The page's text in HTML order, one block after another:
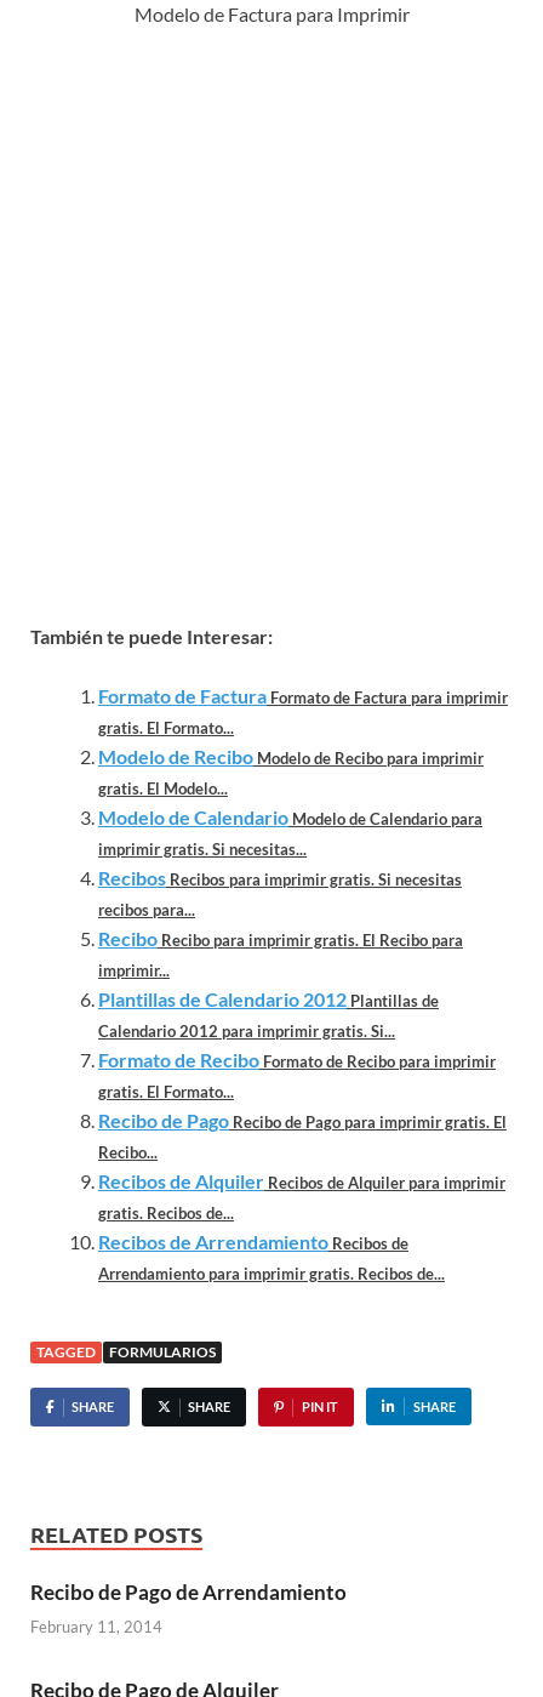
Modelo de Factura para Imprimir
También te puede Interesar:
Formato de Factura Formato de Factura para imprimir
gratis. El Formato...
Modelo de Recibo Modelo de Recibo para imprimir
gratis. El Modelo...
Modelo de Calendario Modelo de Calendario para
imprimir gratis. Si necesitas...
Recibos Recibos para imprimir gratis. Si necesitas
recibos para...
Recibo Recibo para imprimir gratis. El Recibo para
imprimir...
Plantillas de Calendario 2012 Plantillas de
Calendario 2012 para imprimir gratis. Si...
Formato de Recibo Formato de Recibo para imprimir
gratis. El Formato...
Recibo de Pago Recibo de Pago para imprimir gratis. El
Recibo...
Recibos de Alquiler Recibos de Alquiler para imprimir
gratis. Recibos de...
Recibos de Arrendamiento Recibos de
Arrendamiento para imprimir gratis. Recibos de...
TAGGED FORMULARIOS
SHARE SHARE PIN IT SHARE
RELATED POSTS
Recibo de Pago de Arrendamiento
February 11, 2014
Recibo de Pago de Alquiler